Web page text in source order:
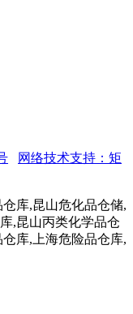
网络技术支持：矩
库,昆山危化品仓储,
,昆山丙类化学品仓
库,上海危险品仓库,